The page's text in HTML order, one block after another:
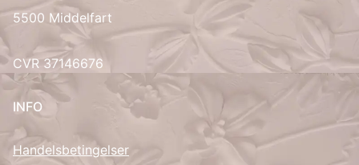
5500 Middelfart
CVR 37146676
INFO
Handelsbetingelser